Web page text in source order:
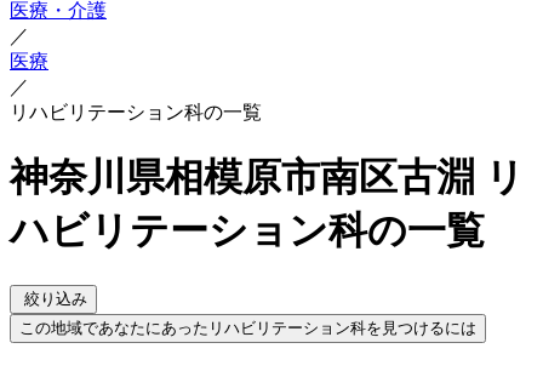
医療・介護
／
医療
／
リハビリテーション科の一覧
神奈川県相模原市南区古淵 リ
ハビリテーション科の一覧
絞り込み
この地域であなたにあったリハビリテーション科を見つけるには